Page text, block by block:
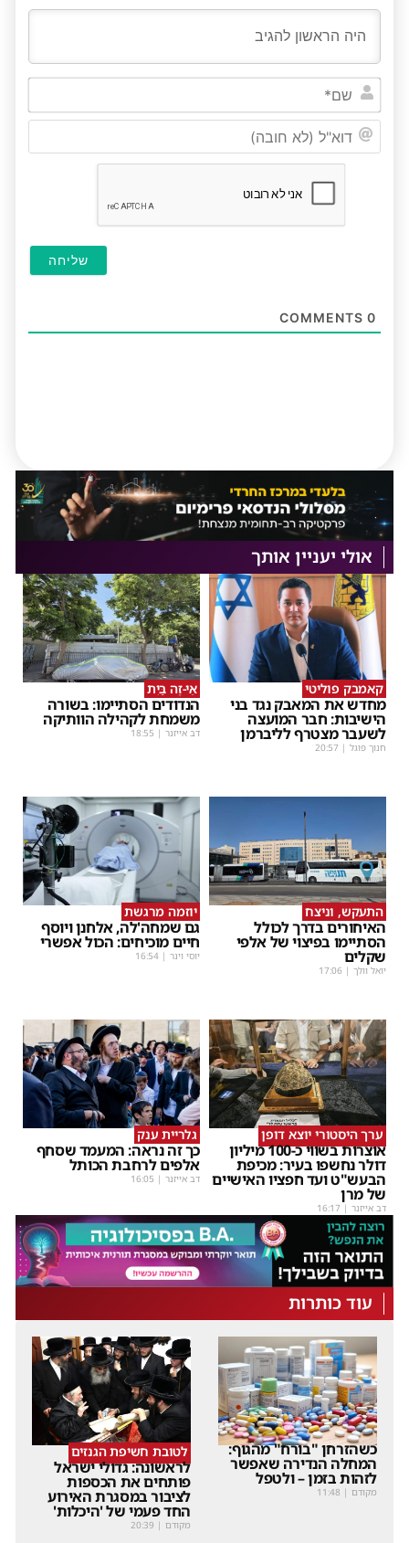
0
אולי יעניין אותך
קאמבק פוליטי
מחדש את המאבק נגד בני
הישיבות: חבר המועצה
לשעבר מצטרף לליברמן
חנוך פוגל |
20:57
אֵי-זֶה בַּיִת
הנדודים הסתיימו: בשורה
משמחת לקהילה הוותיקה
דב אייזנר |
18:55
התעקש, וניצח
האיחורים בדרך לכולל
הסתיימו בפיצוי של אלפי
שקלים
יואל וולך |
17:06
יוזמה מרגשת
גם שמחה'לה, אלחנן ויוסף
חיים מוכיחים: הכול אפשרי
יוסי וינר |
16:54
ערך היסטורי יוצא דופן
אוצרות בשווי כ-100 מיליון
דולר נחשפו בעיר: מכיפת
הבעש"ט ועד חפציו האישיים
של מרן
דב אייזנר |
16:17
גלריית ענק
כך זה נראה: המעמד שסחף
אלפים לרחבת הכותל
דב אייזנר |
16:05
עוד כותרות
כשהזרחן "בורח" מהגוף:
המחלה הנדירה שאפשר
לזהות בזמן – ולטפל
מקודם |
11:48
לטובת חשיפת הגנזים
לראשונה: גדולי ישראל
פותחים את הכספות
לציבור במסגרת האירוע
החד פעמי של 'היכלות'
מקודם |
20:39